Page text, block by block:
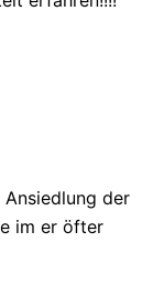
der
im er öfter